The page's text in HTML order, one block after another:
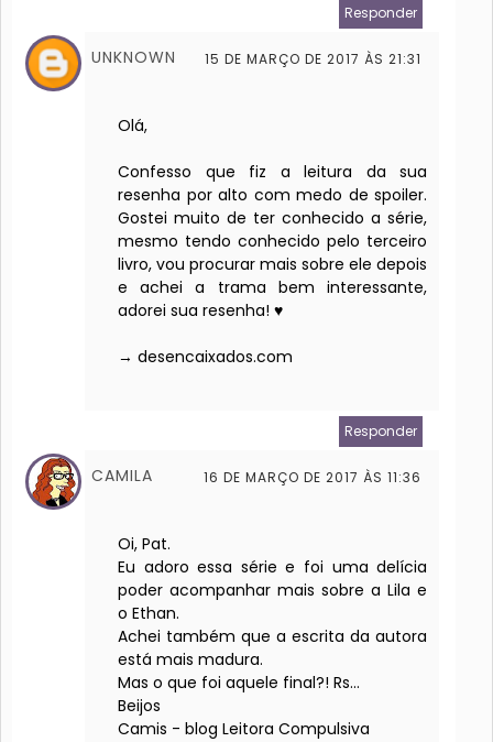
Responder
UNKNOWN 15 DE MARÇO DE 2017 ÀS 21:31
Olá,
Confesso que fiz a leitura da sua
resenha por alto com medo de spoiler.
Gostei muito de ter conhecido a série,
mesmo tendo conhecido pelo terceiro
livro, vou procurar mais sobre ele depois
e achei a trama bem interessante,
adorei sua resenha! ♥
→ desencaixados.com
Responder
CAMILA 16 DE MARÇO DE 2017 ÀS 11:36
Oi, Pat.
Eu adoro essa série e foi uma delícia
poder acompanhar mais sobre a Lila e
o Ethan.
Achei também que a escrita da autora
está mais madura.
Mas o que foi aquele final?! Rs...
Beijos
Camis - blog Leitora Compulsiva